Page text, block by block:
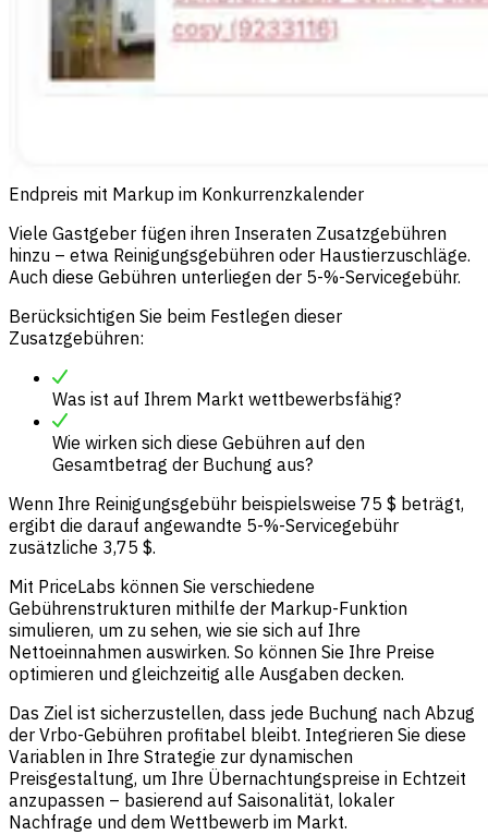
Endpreis mit Markup im Konkurrenzkalender
Viele Gastgeber fügen ihren Inseraten Zusatzgebühren
hinzu – etwa Reinigungsgebühren oder Haustierzuschläge.
Auch diese Gebühren unterliegen der 5-%-Servicegebühr.
Berücksichtigen Sie beim Festlegen dieser
Zusatzgebühren:
Was ist auf Ihrem Markt wettbewerbsfähig?
Wie wirken sich diese Gebühren auf den
Gesamtbetrag der Buchung aus?
Wenn Ihre Reinigungsgebühr beispielsweise 75 $ beträgt,
ergibt die darauf angewandte 5-%-Servicegebühr
zusätzliche 3,75 $.
Mit PriceLabs können Sie verschiedene
Gebührenstrukturen mithilfe der Markup-Funktion
simulieren, um zu sehen, wie sie sich auf Ihre
Nettoeinnahmen auswirken. So können Sie Ihre Preise
optimieren und gleichzeitig alle Ausgaben decken.
Das Ziel ist sicherzustellen, dass jede Buchung nach Abzug
der Vrbo-Gebühren profitabel bleibt. Integrieren Sie diese
Variablen in Ihre Strategie zur dynamischen
Preisgestaltung, um Ihre Übernachtungspreise in Echtzeit
anzupassen – basierend auf Saisonalität, lokaler
Nachfrage und dem Wettbewerb im Markt.